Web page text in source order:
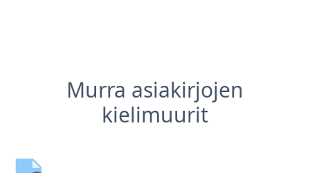
Murra asiakirjojen
kielimuurit